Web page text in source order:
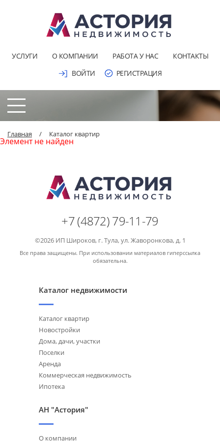
УСЛУГИ О КОМПАНИИ РАБОТА У НАС
КОНТАКТЫ
ВОЙТИ
РЕГИСТРАЦИЯ
Главная / Каталог квартир
Элемент не найден
+7 (4872) 79-11-79
©2026 ИП Широков, г. Тула, ул. Жаворонкова, д. 1
Все права защищены. При использовании материалов гиперссылка
обязательна.
Каталог недвижимости
Каталог квартир
Новостройки
Дома, дачи, участки
Поселки
Аренда
Коммерческая недвижимость
Ипотека
АН "Астория"
О компании